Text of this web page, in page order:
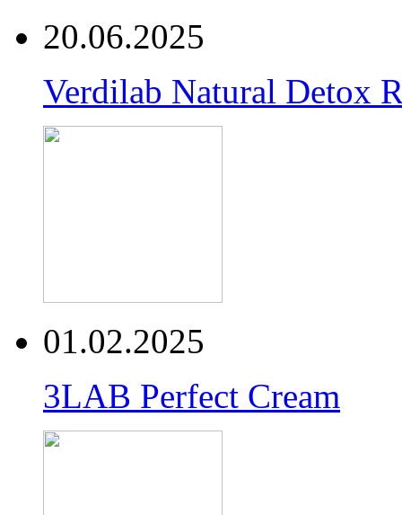
20.06.2025
Verdilab Natural Detox
01.02.2025
3LAB Perfect Cream